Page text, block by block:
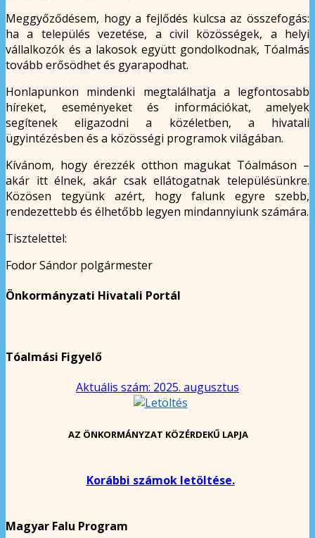
Meggyőződésem, hogy a fejlődés kulcsa az összefogás:
ha a település vezetése, a civil közösségek, a helyi
vállalkozók és a lakosok együtt gondolkodnak, Tóalmás
tovább erősödhet és gyarapodhat.
Honlapunkon mindenki megtalálhatja a legfontosabb
híreket, eseményeket és információkat, amelyek
segítenek eligazodni a közéletben, a hivatali
ügyintézésben és a közösségi programok világában.
Kívánom, hogy érezzék otthon magukat Tóalmáson –
akár itt élnek, akár csak ellátogatnak településünkre.
Közösen tegyünk azért, hogy falunk egyre szebb,
rendezettebb és élhetőbb legyen mindannyiunk számára.
Tisztelettel:
Fodor Sándor polgármester
Önkormányzati Hivatali Portál
Tóalmási Figyelő
Aktuális szám: 2025. augusztus
AZ ÖNKORMÁNYZAT KÖZÉRDEKŰ LAPJA
Korábbi számok letöltése.
Magyar Falu Program